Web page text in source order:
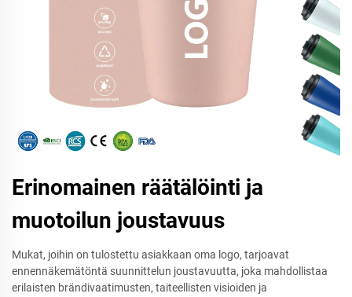
Erinomainen räätälöinti ja
muotoilun joustavuus
Mukat, joihin on tulostettu asiakkaan oma logo, tarjoavat
ennennäkemätöntä suunnittelun joustavuutta, joka mahdollistaa
erilaisten brändivaatimusten, taiteellisten visioiden ja